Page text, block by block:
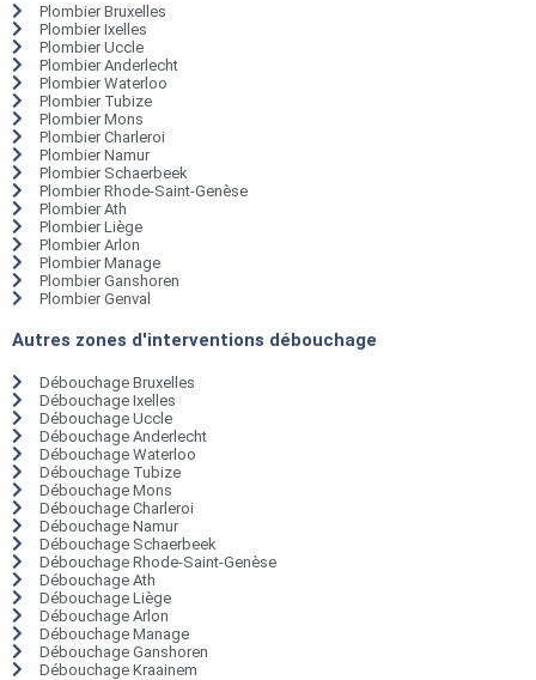
Plombier Bruxelles
Plombier Ixelles
Plombier Uccle
Plombier Anderlecht
Plombier Waterloo
Plombier Tubize
Plombier Mons
Plombier Charleroi
Plombier Namur
Plombier Schaerbeek
Plombier Rhode-Saint-Genèse
Plombier Ath
Plombier Liège
Plombier Arlon
Plombier Manage
Plombier Ganshoren
Plombier Genval
Autres zones d'interventions débouchage
Débouchage Bruxelles
Débouchage Ixelles
Débouchage Uccle
Débouchage Anderlecht
Débouchage Waterloo
Débouchage Tubize
Débouchage Mons
Débouchage Charleroi
Débouchage Namur
Débouchage Schaerbeek
Débouchage Rhode-Saint-Genèse
Débouchage Ath
Débouchage Liège
Débouchage Arlon
Débouchage Manage
Débouchage Ganshoren
Débouchage Kraainem